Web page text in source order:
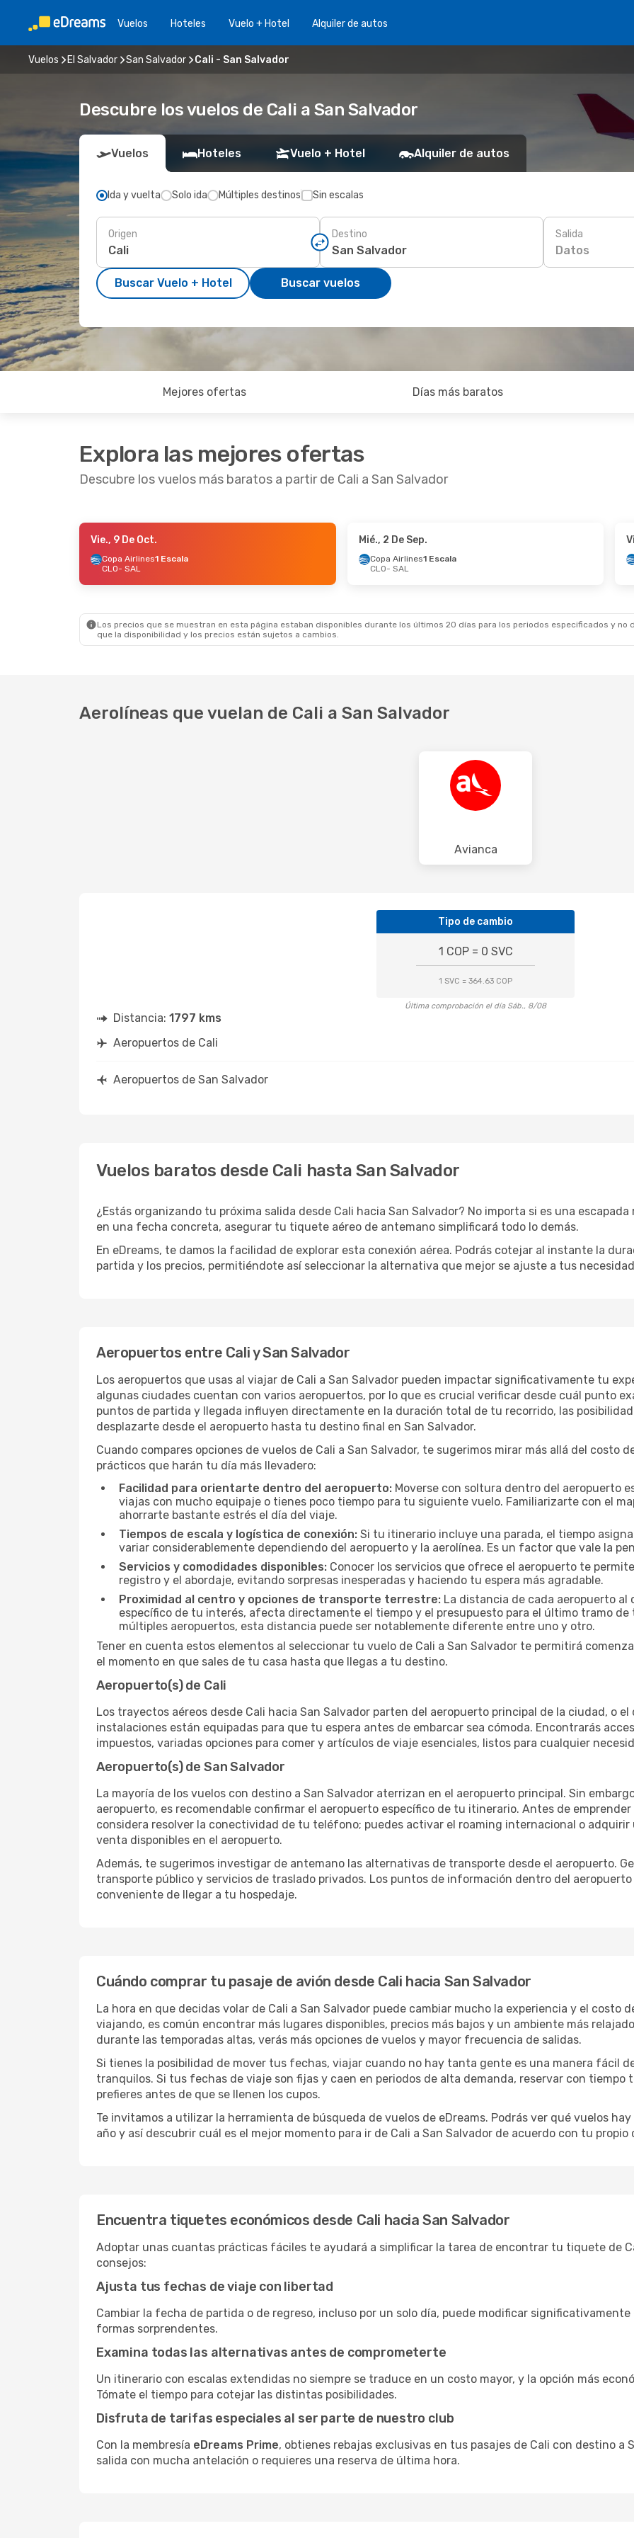
Vuelos Hoteles Vuelo + Hotel Alquiler de autos
Vuelos El Salvador San Salvador Cali - San Salvador
Descubre los vuelos de Cali a San Salvador
Vuelos Hoteles Vuelo + Hotel Alquiler de autos
Ida y vuelta Solo ida Múltiples destinos Sin escalas
Origen Destino Salida
Datos
Buscar Vuelo + Hotel Buscar vuelos
Mejores ofertas Días más baratos
Explora las mejores ofertas
Descubre los vuelos más baratos a partir de Cali a San Salvador
- Lun., 19 De Oct.
1 Escala
- Lun., 14 De Sep.
1 Escala
-
1
Sáb., 19 De Sep.- Vie., 25 De Sep. Mar., 25 De Ago.- Vie., 28 De Ago. Mié., 21 De Oct.-
Vie., 9 De Oct.
Copa Airlines1 Escala
CLO- SAL
Mié., 2 De Sep.
Copa Airlines1 Escala
CLO- SAL
Los precios que se muestran en esta página estaban disponibles durante los últimos 20 días para los periodos especificados y no
que la disponibilidad y los precios están sujetos a cambios.
Aerolíneas que vuelan de Cali a San Salvador
Avianca
Tipo de cambio
1 COP = 0 SVC
1 SVC = 364.63 COP
Última comprobación el día Sáb., 8/08
Distancia: 1797 kms
Aeropuertos de Cali
Aeropuertos de San Salvador
Vuelos baratos desde Cali hasta San Salvador
¿Estás organizando tu próxima salida desde Cali hacia San Salvador? No importa si es una
en una fecha concreta, asegurar tu tiquete aéreo de antemano simplificará todo lo demás.
En eDreams, te damos la facilidad de explorar esta conexión aérea. Podrás cotejar al instante la
partida y los precios, permitiéndote así seleccionar la alternativa que mejor se ajuste a tus
Aeropuertos entre Cali y San Salvador
Los aeropuertos que usas al viajar de Cali a San Salvador pueden impactar significativamente tu
algunas ciudades cuentan con varios aeropuertos, por lo que es crucial verificar desde cuál punto
puntos de partida y llegada influyen directamente en la duración total de tu recorrido, las
desplazarte desde el aeropuerto hasta tu destino final en San Salvador.
Cuando compares opciones de vuelos de Cali a San Salvador, te sugerimos mirar más allá del costo
prácticos que harán tu día más llevadero:
Facilidad para orientarte dentro del aeropuerto: Moverse con soltura dentro del aeropuerto
viajas con mucho equipaje o tienes poco tiempo para tu siguiente vuelo. Familiarizarte con el
ahorrarte bastante estrés el día del viaje.
Tiempos de escala y logística de conexión: Si tu itinerario incluye una parada, el tiempo
variar considerablemente dependiendo del aeropuerto y la aerolínea. Es un factor que vale la
Servicios y comodidades disponibles: Conocer los servicios que ofrece el aeropuerto te
registro y el abordaje, evitando sorpresas inesperadas y haciendo tu espera más agradable.
Proximidad al centro y opciones de transporte terrestre: La distancia de cada aeropuerto al
específico de tu interés, afecta directamente el tiempo y el presupuesto para el último tramo
múltiples aeropuertos, esta distancia puede ser notablemente diferente entre uno y otro.
Tener en cuenta estos elementos al seleccionar tu vuelo de Cali a San Salvador te permitirá
el momento en que sales de tu casa hasta que llegas a tu destino.
Aeropuerto(s) de Cali
Los trayectos aéreos desde Cali hacia San Salvador parten del aeropuerto principal de la ciudad, o
instalaciones están equipadas para que tu espera antes de embarcar sea cómoda. Encontrarás
impuestos, variadas opciones para comer y artículos de viaje esenciales, listos para cualquier
Aeropuerto(s) de San Salvador
La mayoría de los vuelos con destino a San Salvador aterrizan en el aeropuerto principal. Sin
aeropuerto, es recomendable confirmar el aeropuerto específico de tu itinerario. Antes de
considera resolver la conectividad de tu teléfono; puedes activar el roaming internacional o adquirir
venta disponibles en el aeropuerto.
Además, te sugerimos investigar de antemano las alternativas de transporte desde el aeropuerto.
transporte público y servicios de traslado privados. Los puntos de información dentro del
conveniente de llegar a tu hospedaje.
Cuándo comprar tu pasaje de avión desde Cali hacia San Salvador
La hora en que decidas volar de Cali a San Salvador puede cambiar mucho la experiencia y el costo
viajando, es común encontrar más lugares disponibles, precios más bajos y un ambiente más
durante las temporadas altas, verás más opciones de vuelos y mayor frecuencia de salidas.
Si tienes la posibilidad de mover tus fechas, viajar cuando no hay tanta gente es una manera fácil
tranquilos. Si tus fechas de viaje son fijas y caen en periodos de alta demanda, reservar con tiempo
prefieres antes de que se llenen los cupos.
Te invitamos a utilizar la herramienta de búsqueda de vuelos de eDreams. Podrás ver qué vuelos
año y así descubrir cuál es el mejor momento para ir de Cali a San Salvador de acuerdo con tu propio
Encuentra tiquetes económicos desde Cali hacia San Salvador
Adoptar unas cuantas prácticas fáciles te ayudará a simplificar la tarea de encontrar tu tiquete de
consejos:
Ajusta tus fechas de viaje con libertad
Cambiar la fecha de partida o de regreso, incluso por un solo día, puede modificar
formas sorprendentes.
Examina todas las alternativas antes de comprometerte
Un itinerario con escalas extendidas no siempre se traduce en un costo mayor, y la opción más
Tómate el tiempo para cotejar las distintas posibilidades.
Disfruta de tarifas especiales al ser parte de nuestro club
Con la membresía eDreams Prime, obtienes rebajas exclusivas en tus pasajes de Cali con destino a
salida con mucha antelación o requieres una reserva de última hora.